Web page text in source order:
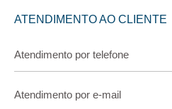
ATENDIMENTO AO CLIENTE
Atendimento por telefone
Atendimento por e-mail